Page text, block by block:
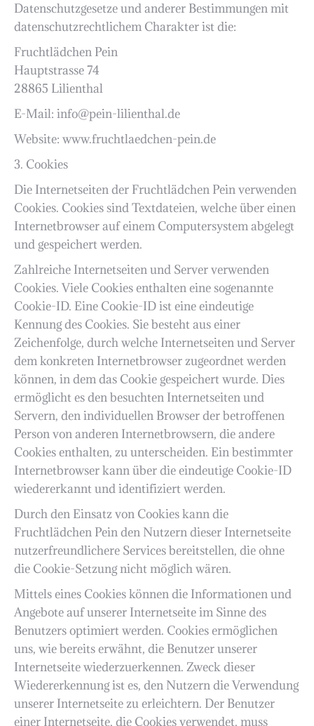
Datenschutzgesetze und anderer Bestimmungen mit
datenschutzrechtlichem Charakter ist die:
Fruchtlädchen Pein
Hauptstrasse 74
28865 Lilienthal
E-Mail: info@pein-lilienthal.de
Website: www.fruchtlaedchen-pein.de
3. Cookies
Die Internetseiten der Fruchtlädchen Pein verwenden
Cookies. Cookies sind Textdateien, welche über einen
Internetbrowser auf einem Computersystem abgelegt
und gespeichert werden.
Zahlreiche Internetseiten und Server verwenden
Cookies. Viele Cookies enthalten eine sogenannte
Cookie-ID. Eine Cookie-ID ist eine eindeutige
Kennung des Cookies. Sie besteht aus einer
Zeichenfolge, durch welche Internetseiten und Server
dem konkreten Internetbrowser zugeordnet werden
können, in dem das Cookie gespeichert wurde. Dies
ermöglicht es den besuchten Internetseiten und
Servern, den individuellen Browser der betroffenen
Person von anderen Internetbrowsern, die andere
Cookies enthalten, zu unterscheiden. Ein bestimmter
Internetbrowser kann über die eindeutige Cookie-ID
wiedererkannt und identifiziert werden.
Durch den Einsatz von Cookies kann die
Fruchtlädchen Pein den Nutzern dieser Internetseite
nutzerfreundlichere Services bereitstellen, die ohne
die Cookie-Setzung nicht möglich wären.
Mittels eines Cookies können die Informationen und
Angebote auf unserer Internetseite im Sinne des
Benutzers optimiert werden. Cookies ermöglichen
uns, wie bereits erwähnt, die Benutzer unserer
Internetseite wiederzuerkennen. Zweck dieser
Wiedererkennung ist es, den Nutzern die Verwendung
unserer Internetseite zu erleichtern. Der Benutzer
einer Internetseite, die Cookies verwendet, muss